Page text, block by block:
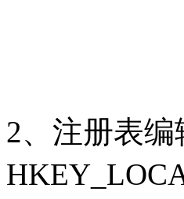
2、注册表